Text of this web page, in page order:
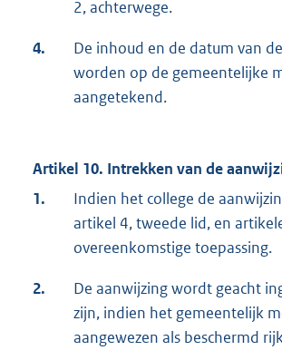
2, achterwege.
4.
De inhoud en de datum van
worden op de gemeentelijke
aangetekend.
Artikel 10. Intrekken van de
1.
Indien het college de
artikel 4, tweede lid, en
overeenkomstige toepassing.
2.
De aanwijzing wordt geacht
zijn, indien het gemeentelijk
aangewezen als beschermd